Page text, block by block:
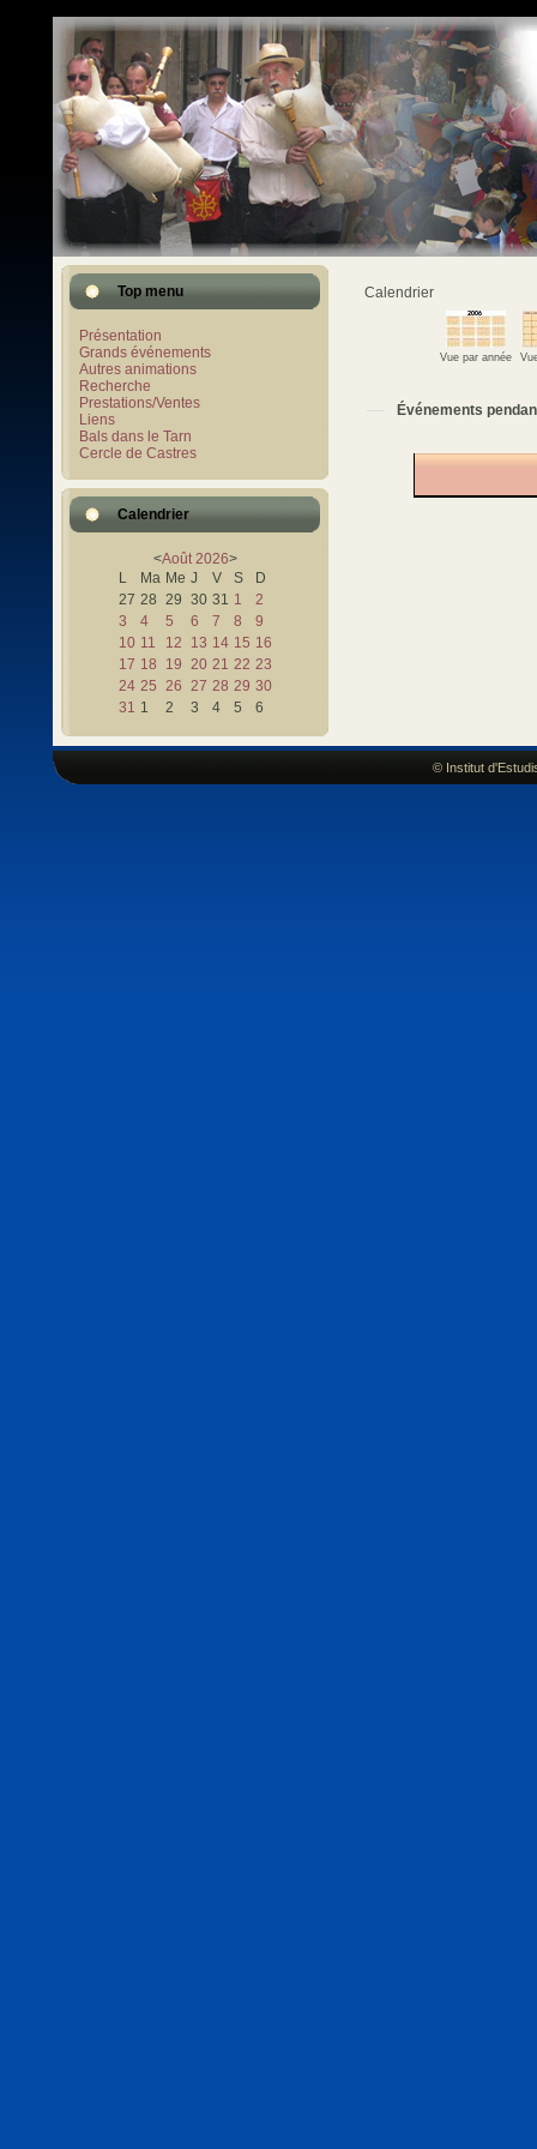
Top menu
Présentation
Grands événements
Autres animations
Recherche
Prestations/Ventes
Liens
Bals dans le Tarn
Cercle de Castres
Calendrier
<Août 2026>
L
Ma Me J V S
D
27 28 29 30 31 1
2
3
4 5 6 7 8
9
10 11 12 13 14 15 16
17 18 19 20 21 22 23
24 25 26 27 28 29 30
31 1 2 3 4 5 6
Calendrier
Vue par année
Événements
© Institut